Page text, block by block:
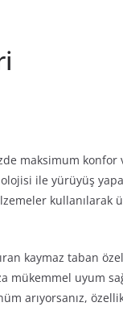
maksimum konfor
ile yürüyüş
kaymaz taban
mükemmel uyum
arıyorsanız,